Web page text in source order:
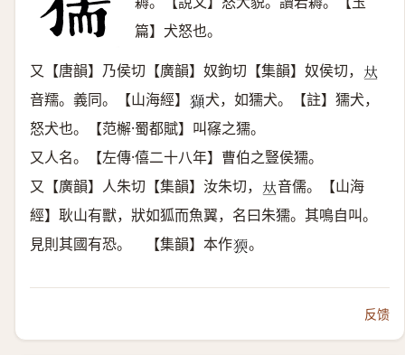
篇】犬怒也。
又【唐韻】乃侯切【廣韻】奴鉤切【集韻】奴侯切， 𠀤
音羺。義同。【山海經】 𤢺 犬，如獳犬。【註】獳犬，
怒犬也。【范檞·蜀都賦】叫窱之獳。
又人名。【左傳·僖二十八年】曹伯之豎侯獳。
又【廣韻】人朱切【集韻】汝朱切， 𠀤音儒。【山海
經】耿山有獸，狀如狐而魚翼，名曰朱獳。其鳴自叫。
見則其國有恐。 【集韻】本作𤟦 。
反馈